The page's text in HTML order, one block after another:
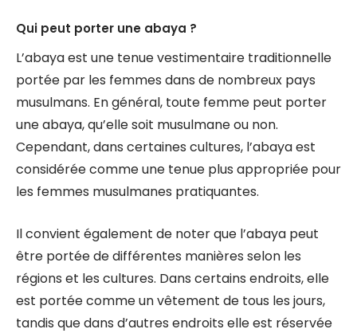
Qui peut porter une abaya ?
L’abaya est une tenue vestimentaire traditionnelle
portée par les femmes dans de nombreux pays
musulmans. En général, toute femme peut porter
une abaya, qu’elle soit musulmane ou non.
Cependant, dans certaines cultures, l’abaya est
considérée comme une tenue plus appropriée pour
les femmes musulmanes pratiquantes.
Il convient également de noter que l’abaya peut
être portée de différentes manières selon les
régions et les cultures. Dans certains endroits, elle
est portée comme un vêtement de tous les jours,
tandis que dans d’autres endroits elle est réservée